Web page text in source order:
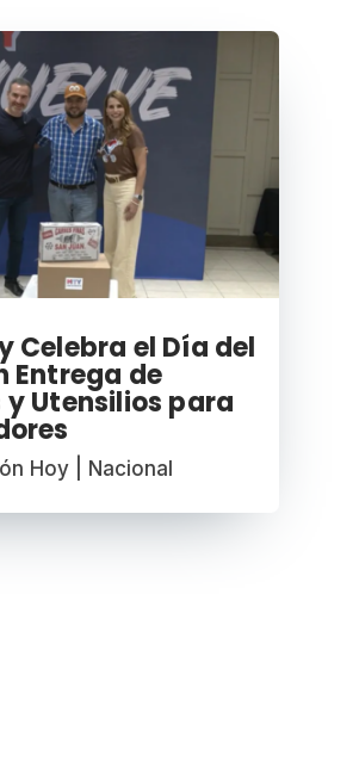
Celebra el Día del
Entrega de
Utensilios para
Hoy| Nacional